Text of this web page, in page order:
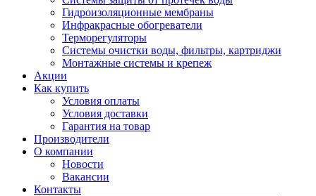
Гидроизоляционные мембраны
Инфракрасные обогреватели
Терморегуляторы
Системы очистки воды, фильтры, картриджи
Монтажные системы и крепеж
Акции
Как купить
Условия оплаты
Условия доставки
Гарантия на товар
Производители
О компании
Новости
Вакансии
Контакты